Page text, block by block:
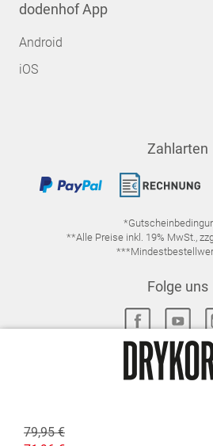
79,95 €
dodenhof App
Android
iOS
Zahlarten
**Alle Preise inkl. 19% MwSt.,
Folge uns
DATENSCHUTZ-EINSTELLUNGEN